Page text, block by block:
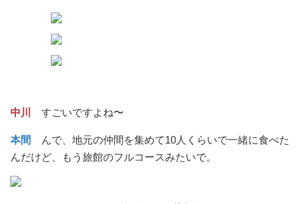
中川 すごいですよね〜
本間
んで、地元の仲間を集めて10人くらいで一緒に食べた
んだけど、もう旅館のフルコースみたいで。